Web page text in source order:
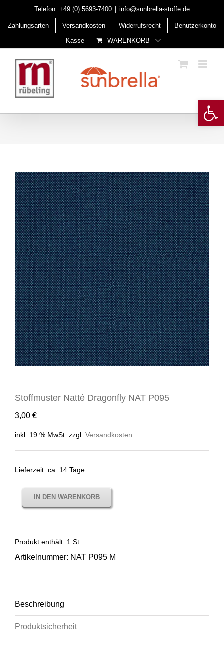
to
content
Telefon: +49 (0) 5693-7400 info@sunbrella-stoffe.de
Zahlungsarten Versandkosten Widerrufsrecht
Benutzerkonto
Kasse
WARENKORB
Stoffmuster Natté Dragonfly NAT P095
3,00 €
inkl. 19 % MwSt. zzgl. Versandkosten
Lieferzeit: ca. 14 Tage
IN DEN WARENKORB
Produkt enthält: 1 St.
Artikelnummer: NAT P095 M
Beschreibung
Produktsicherheit